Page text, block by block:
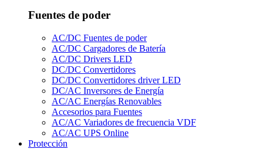
Fuentes de poder
AC/DC Fuentes de poder
AC/DC Cargadores de Batería
AC/DC Drivers LED
DC/DC Convertidores
DC/DC Convertidores driver LED
DC/AC Inversores de Energía
AC/AC Energías Renovables
Accesorios para Fuentes
AC/AC Variadores de frecuencia VDF
AC/AC UPS Online
Protección